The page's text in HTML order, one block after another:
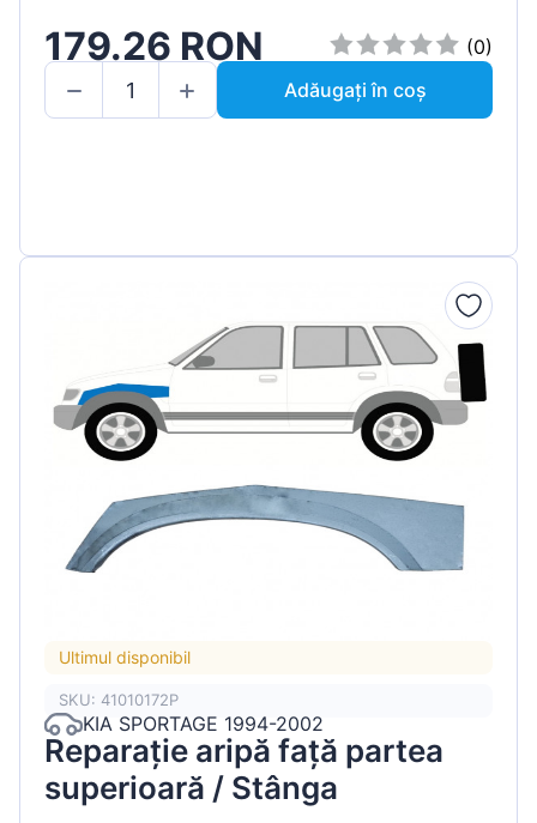
179.26 RON
(0)
Adăugați în coș
Ultimul disponibil
SKU: 41010172P
KIA SPORTAGE 1994-2002
Reparație aripă față partea
superioară / Stânga